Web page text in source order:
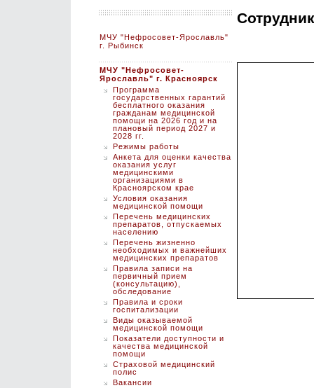
МЧУ "Нефросовет-Ярославль"
г. Рыбинск
МЧУ "Нефросовет-
Ярославль" г. Красноярск
Программа
государственных гарантий
бесплатного оказания
гражданам медицинской
помощи на 2026 год и на
плановый период 2027 и
2028 гг.
Режимы работы
Анкета для оценки качества
оказания услуг
медицинскими
организациями в
Красноярском крае
Условия оказания
медицинской помощи
Перечень медицинских
препаратов, отпускаемых
населению
Перечень жизненно
необходимых и важнейших
медицинских препаратов
Правила записи на
первичный прием
(консультацию),
обследование
Правила и сроки
госпитализации
Виды оказываемой
медицинской помощи
Показатели доступности и
качества медицинской
помощи
Страховой медицинский
полис
Вакансии